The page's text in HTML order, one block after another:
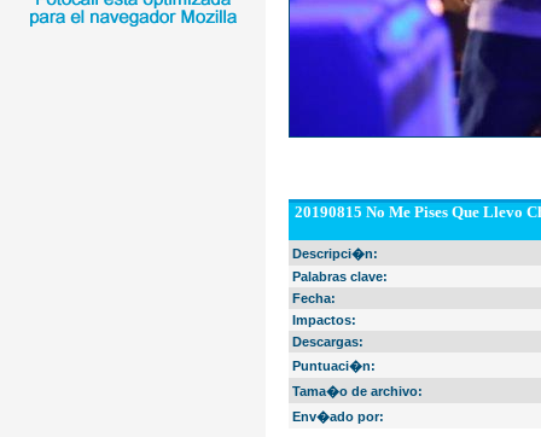
20190815 No Me Pises Que Llevo
Descripci�n:
Palabras clave:
Fecha:
Impactos:
Descargas:
Puntuaci�n:
Tama�o de archivo:
Env�ado por: